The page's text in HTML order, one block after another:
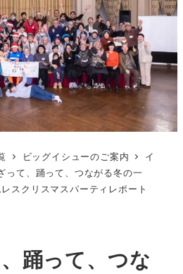
ビッグイシューのご案内
イ
って、踊って、つながる冬の一
スクリスマスパーティレポート
踊って、つな